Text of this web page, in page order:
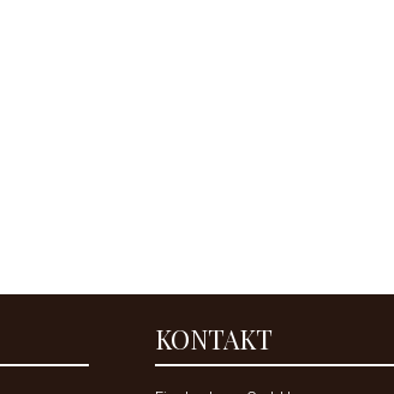
KONTAKT